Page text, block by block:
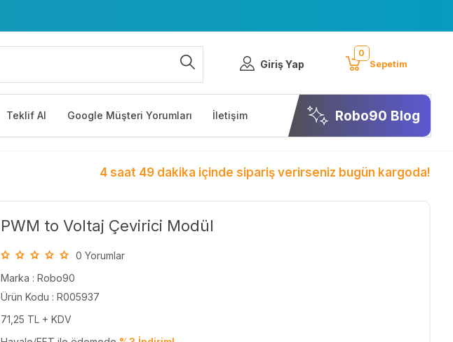
Giriş Yap
0
Sepetim
Teklif Al Google Müşteri Yorumları İletişim Robo90 Blog
4 saat 49 dakika içinde sipariş verirseniz bugün kargoda!
PWM to Voltaj Çevirici Modül
0 Yorumlar
Marka : Robo90
Ürün Kodu : R005937
71,25 TL + KDV